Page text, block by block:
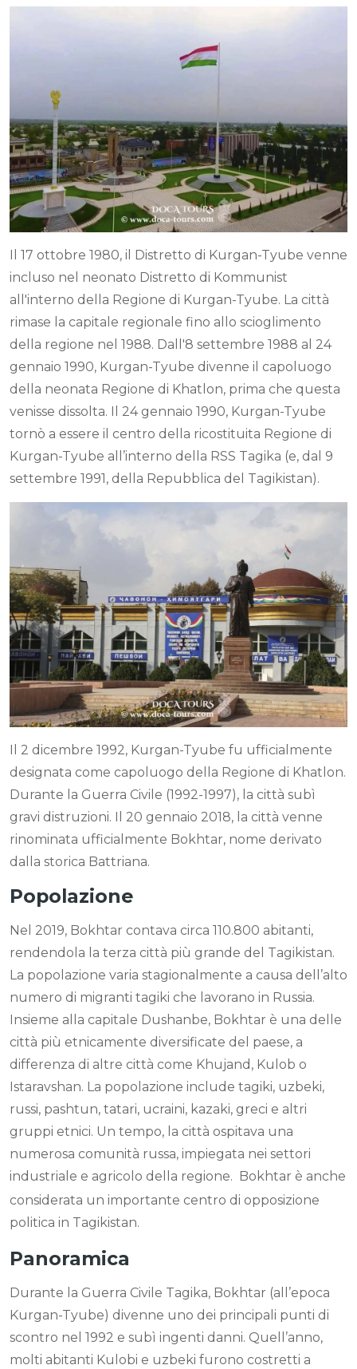
Il 17 ottobre 1980, il Distretto di Kurgan-Tyube venne
incluso nel neonato Distretto di Kommunist
all'interno della Regione di Kurgan-Tyube. La città
rimase la capitale regionale fino allo scioglimento
della regione nel 1988. Dall'8 settembre 1988 al 24
gennaio 1990, Kurgan-Tyube divenne il capoluogo
della neonata Regione di Khatlon, prima che questa
venisse dissolta. Il 24 gennaio 1990, Kurgan-Tyube
tornò a essere il centro della ricostituita Regione di
Kurgan-Tyube all’interno della RSS Tagika (e, dal 9
settembre 1991, della Repubblica del Tagikistan).
Il 2 dicembre 1992, Kurgan-Tyube fu ufficialmente
designata come capoluogo della Regione di Khatlon.
Durante la Guerra Civile (1992-1997), la città subì
gravi distruzioni. Il 20 gennaio 2018, la città venne
rinominata ufficialmente Bokhtar, nome derivato
dalla storica Battriana.
Popolazione
Nel 2019, Bokhtar contava circa 110.800 abitanti,
rendendola la terza città più grande del Tagikistan.
La popolazione varia stagionalmente a causa dell’alto
numero di migranti tagiki che lavorano in Russia.
Insieme alla capitale Dushanbe, Bokhtar è una delle
città più etnicamente diversificate del paese, a
differenza di altre città come Khujand, Kulob o
Istaravshan. La popolazione include tagiki, uzbeki,
russi, pashtun, tatari, ucraini, kazaki, greci e altri
gruppi etnici. Un tempo, la città ospitava una
numerosa comunità russa, impiegata nei settori
industriale e agricolo della regione.
Bokhtar è anche
considerata un importante centro di opposizione
politica in Tagikistan.
Panoramica
Durante la Guerra Civile Tagika, Bokhtar (all’epoca
Kurgan-Tyube) divenne uno dei principali punti di
scontro nel 1992 e subì ingenti danni. Quell’anno,
molti abitanti Kulobi e uzbeki furono costretti a